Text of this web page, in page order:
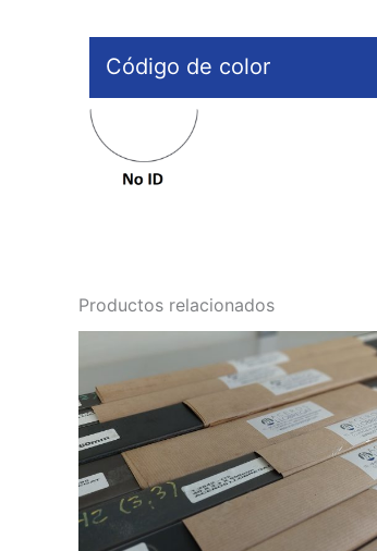
Código de color
Productos relacionados